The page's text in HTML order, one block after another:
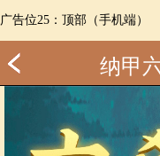
广告位25：顶部（手机端）
纳甲